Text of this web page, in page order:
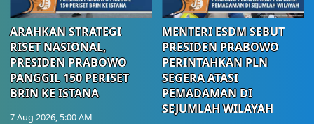
ARAHKAN STRATEGI
RISET NASIONAL,
PRESIDEN PRABOWO
PANGGIL 150 PERISET
BRIN KE ISTANA
7 Aug 2026, 5:00 AM
MENTERI ESDM SEBUT
PRESIDEN PRABOWO
PERINTAHKAN PLN
SEGERA ATASI
PEMADAMAN DI
SEJUMLAH WILAYAH